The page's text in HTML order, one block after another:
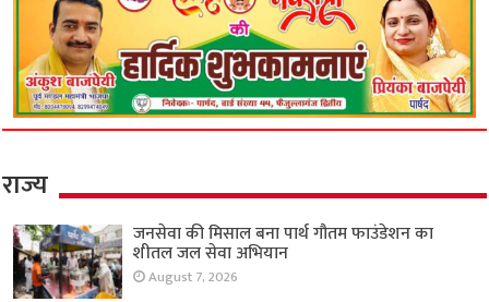
राज्य
जनसेवा की मिसाल बना पार्थ गौतम फाउंडेशन का
शीतल जल सेवा अभियान
August 7, 2026